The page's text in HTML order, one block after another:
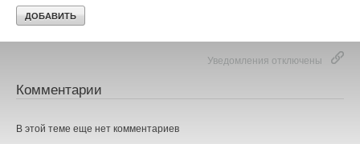
Уведомления отключены
Комментарии
В этой теме еще нет комментариев